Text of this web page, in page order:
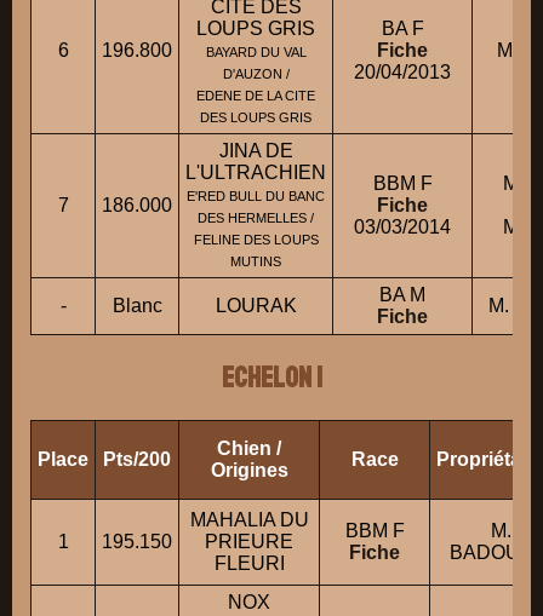
6 196.800
CITE DES
LOUPS GRIS
BAYARD DU VAL
D'AUZON /
EDENE DE LA CITE
DES LOUPS GRIS
BA F
Fiche
20/04/2013
M.
7 186.000
JINA DE
L'ULTRACHIEN
E'RED BULL DU BANC
DES HERMELLES /
FELINE DES LOUPS
MUTINS
BBM F
Fiche
03/03/2014
M.
M.
- Blanc LOURAK
BA M
Fiche
M.
ECHELON 1
Place Pts/200
Chien /
Origines
Race
1 195.150
MAHALIA DU
PRIEURE
FLEURI
BBM F
Fiche
M.
NOX